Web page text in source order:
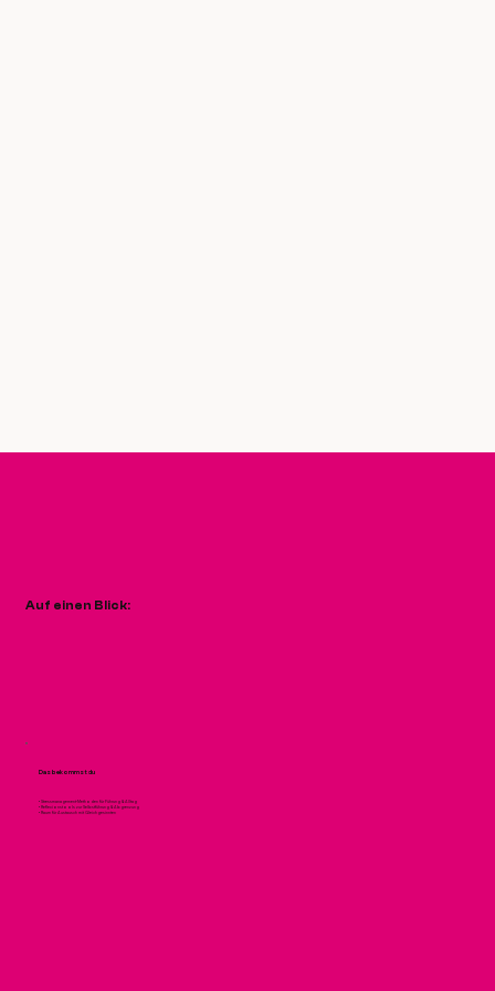
Auf einen Blick:
Das bekommst du
• Stressmanagement-Methoden für Führung & Alltag
• Reflexionstools zur Selbstführung & Abgrenzung
• Raum für Austausch mit Gleichgesinnten